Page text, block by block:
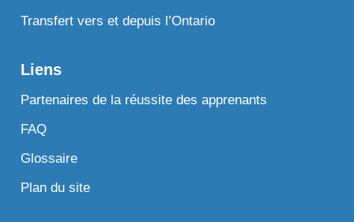
Transfert vers et depuis l’Ontario
Liens
Partenaires de la réussite des apprenants
FAQ
Glossaire
Plan du site